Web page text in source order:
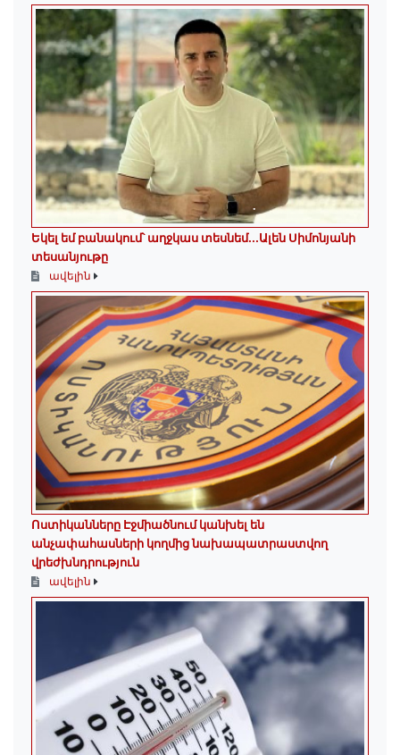
Եկել եմ բանակում՝ աղջկաս տեսնեմ․․․Ալեն Սիմոնյանի
տեսանյութը
ավելին
Ոստիկանները Էջմիածնում կանխել են
անչափահասների կողմից նախապատրաստվող
վրեժխնդրություն
ավելին